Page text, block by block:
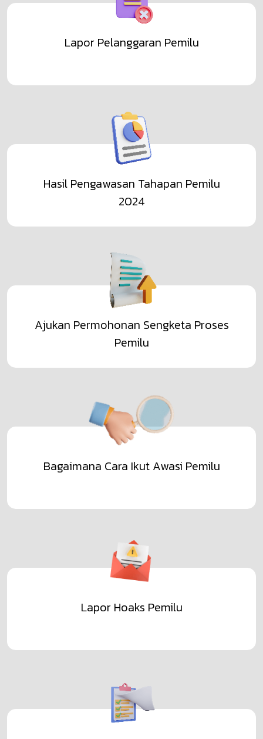
Lapor Pelanggaran Pemilu
Hasil Pengawasan Tahapan Pemilu
2024
Ajukan Permohonan Sengketa Proses
Pemilu
Bagaimana Cara Ikut Awasi Pemilu
Lapor Hoaks Pemilu